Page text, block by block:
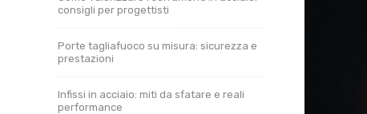
consigli per progettisti
Porte tagliafuoco su misura: sicurezza e
prestazioni
Infissi in acciaio: miti da sfatare e reali
performance